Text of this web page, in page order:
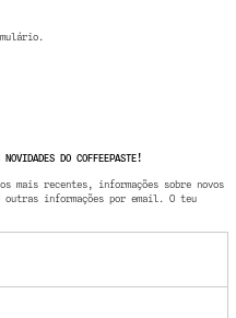
DO COFFEEPASTE!
mais recentes, informações sobre novos
informações por email. O teu